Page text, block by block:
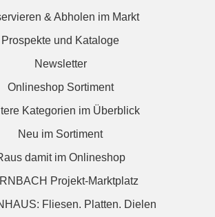
& Abholen im Markt
Prospekte und Kataloge
Newsletter
Onlineshop Sortiment
Kategorien im Überblick
Neu im Sortiment
damit im Onlineshop
Projekt-Marktplatz
Fliesen. Platten. Dielen